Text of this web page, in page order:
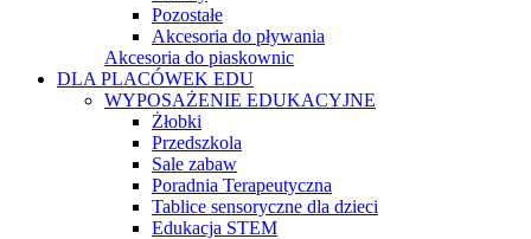
Pozostałe
Akcesoria do pływania
Akcesoria do piaskownic
DLA PLACÓWEK EDU
WYPOSAŻENIE EDUKACYJNE
Żłobki
Przedszkola
Sale zabaw
Poradnia Terapeutyczna
Tablice sensoryczne dla dzieci
Edukacja STEM